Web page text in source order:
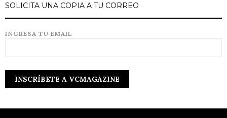
SOLICITA UNA COPIA A TU CORREO
INGRESA TU EMAIL